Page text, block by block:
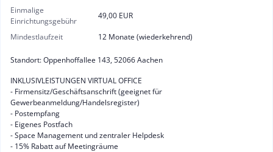
Einmalige
Einrichtungsgebühr
49,00 EUR
Mindestlaufzeit 12 Monate (wiederkehrend)
Standort: Oppenhoffallee 143, 52066 Aachen
INKLUSIVLEISTUNGEN VIRTUAL OFFICE
- Firmensitz/Geschäftsanschrift (geeignet für
Gewerbeanmeldung/Handelsregister)
- Postempfang
- Eigenes Postfach
- Space Management und zentraler Helpdesk
- 15% Rabatt auf Meetingräume